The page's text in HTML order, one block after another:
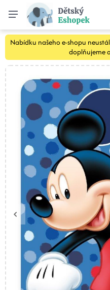
Nabídku našeho e-shopu
doplňujeme